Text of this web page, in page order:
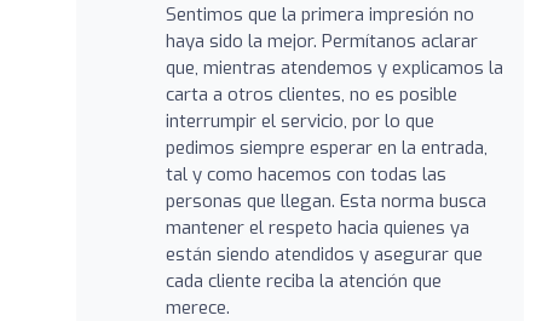
Sentimos que la primera impresión no
haya sido la mejor. Permítanos aclarar
que, mientras atendemos y explicamos la
carta a otros clientes, no es posible
interrumpir el servicio, por lo que
pedimos siempre esperar en la entrada,
tal y como hacemos con todas las
personas que llegan. Esta norma busca
mantener el respeto hacia quienes ya
están siendo atendidos y asegurar que
cada cliente reciba la atención que
merece.